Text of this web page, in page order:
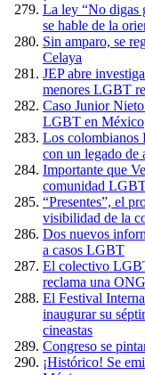
La ley “No digas
se hable de la
Sin amparo, se
Celaya
JEP abre
menores LGBT
Caso Junior
LGBT en México
Los colombianos
con un legado de
Importante que
comunidad
“Presentes”, el
visibilidad de la
Dos nuevos
a casos LGBT
El colectivo
reclama una
El Festival
inaugurar su
cineastas
Congreso se
¡Histórico! Se